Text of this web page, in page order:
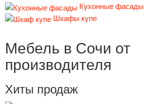
Кухонные фасады
Шкафы купе
Мебель в Сочи от
производителя
Хиты продаж